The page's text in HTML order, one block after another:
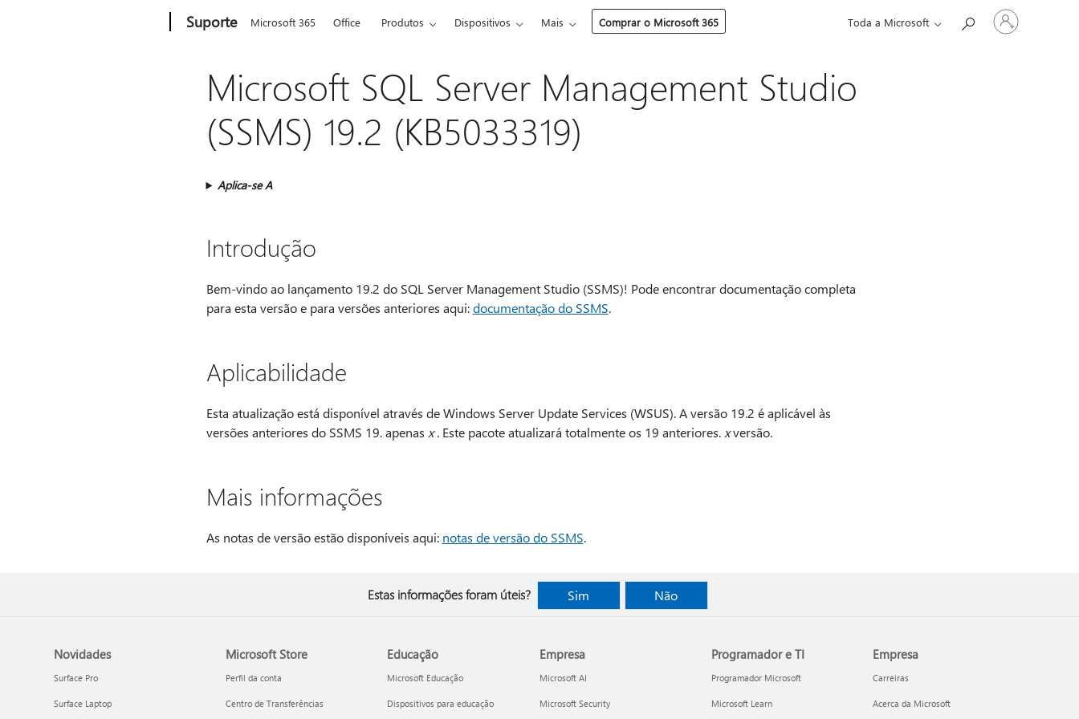
Suporte Microsoft 365 Office Produtos Dispositivos Mais Comprar o Microsoft 365 Toda a Microsoft
Iniciar
sessão
Microsoft SQL Server Management Studio
(SSMS) 19.2 (KB5033319)
Aplica-se A
Introdução
Bem-vindo ao lançamento 19.2 do SQL Server Management Studio (SSMS)! Pode encontrar documentação completa
para esta versão e para versões anteriores aqui:documentação do SSMS.
Aplicabilidade
Esta atualização está disponível através de Windows Server Update Services (WSUS). A versão 19.2 é aplicável às
versões anteriores do SSMS 19. apenas x. Este pacote atualizará totalmente os 19 anteriores. xversão.
Mais informações
As notas de versão estão disponíveis aqui: notas de versão do SSMS.
Estas informações foram úteis? Sim Não
Novidades
Surface Pro
Surface Laptop
Microsoft Store
Perfil da conta
Centro de Transferências
Educação
Microsoft Educação
Dispositivos para educação
Empresa
Microsoft AI
Microsoft Security
Programador e TI
Programador Microsoft
Microsoft Learn
Empresa
Carreiras
Acerca da Microsoft